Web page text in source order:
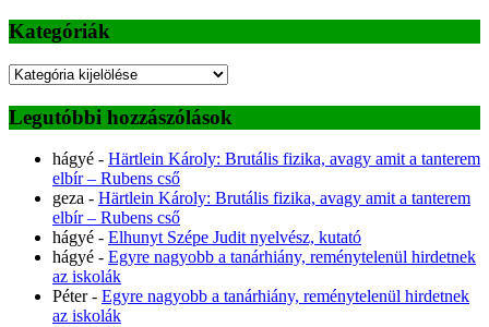
Kategóriák
Kategóriák
Legutóbbi hozzászólások
hágyé - Härtlein Károly: Brutális fizika, avagy amit a tanterem
elbír – Rubens cső
geza - Härtlein Károly: Brutális fizika, avagy amit a tanterem
elbír – Rubens cső
hágyé - Elhunyt Szépe Judit nyelvész, kutató
hágyé - Egyre nagyobb a tanárhiány, reménytelenül hirdetnek
az iskolák
Péter- Egyre nagyobb a tanárhiány, reménytelenül hirdetnek
az iskolák